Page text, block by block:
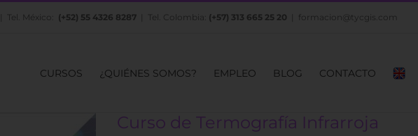
| Tel. México: (+52) 55 4326 8287 | Tel. Colombia: (+57) 313 665 25 20 formacion@tycgis.com
CURSOS ¿QUIÉNES SOMOS? EMPLEO BLOG CONTACTO
Curso de Termografía Infrarroja